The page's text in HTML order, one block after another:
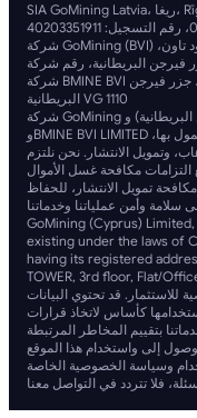
SIA GoMining Latvia، ريغا، Rīga, Elizabetes iela 22 - 42، LV-1050، مسجلة
شركة GoMining (BVI) المحدودة، مكاتب ترينيتي، صندوق بريد 4301، رود تاون،
شركة BMINE BVI المحدودة، مكاتب ترينيتي، رود تاون، تورتولا، جزر فيرجن
البريطانية VG 1110
شركة GoMining المحدودة (جزر فيرجن البريطانية) وSIA GoMining Latvia
وBMINE BVI LIMITED تعملان بتوافق كامل مع جميع القوانين واللوائح المعمول بها،
وتمويل الانتشار. نحن نلتزم
التزامات مكافحة غسل الأموال
تمويل الانتشار، للحفاظ
GoMining (Cyprus)
existing under the laws of
having its registered
TOWER, 3rd floor, Flat/
قد تحتوي البيانات
كأساس لاتخاذ قرارات
بتقييم المخاطر المرتبطة
إلى واستخدام هذا الموقع
وسياسة الخصوصية الخاصة